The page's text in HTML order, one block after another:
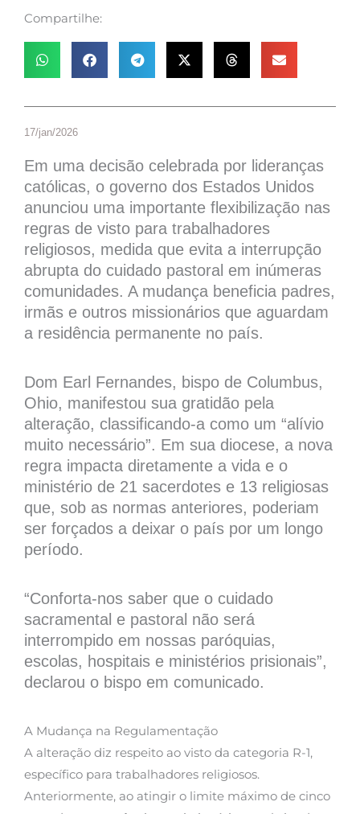
Compartilhe:
17/jan/2026
Em uma decisão celebrada por lideranças
católicas, o governo dos Estados Unidos
anunciou uma importante flexibilização nas
regras de visto para trabalhadores
religiosos, medida que evita a interrupção
abrupta do cuidado pastoral em inúmeras
comunidades. A mudança beneficia padres,
irmãs e outros missionários que aguardam
a residência permanente no país.
Dom Earl Fernandes, bispo de Columbus,
Ohio, manifestou sua gratidão pela
alteração, classificando-a como um “alívio
muito necessário”. Em sua diocese, a nova
regra impacta diretamente a vida e o
ministério de 21 sacerdotes e 13 religiosas
que, sob as normas anteriores, poderiam
ser forçados a deixar o país por um longo
período.
“Conforta-nos saber que o cuidado
sacramental e pastoral não será
interrompido em nossas paróquias,
escolas, hospitais e ministérios prisionais”,
declarou o bispo em comunicado.
A Mudança na Regulamentação
A alteração diz respeito ao visto da categoria R-1,
específico para trabalhadores religiosos.
Anteriormente, ao atingir o limite máximo de cinco